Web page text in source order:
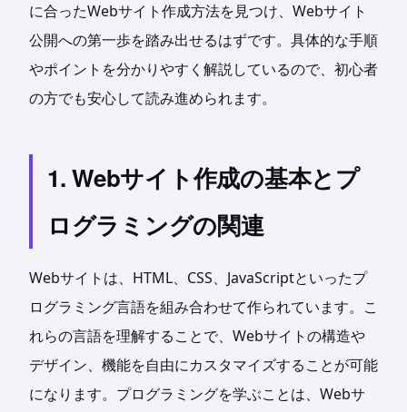
に合ったWebサイト作成方法を見つけ、Webサイト
公開への第一歩を踏み出せるはずです。具体的な手順
やポイントを分かりやすく解説しているので、初心者
の方でも安心して読み進められます。
1. Webサイト作成の基本とプ
ログラミングの関連
Webサイトは、HTML、CSS、JavaScriptといったプ
ログラミング言語を組み合わせて作られています。こ
れらの言語を理解することで、Webサイトの構造や
デザイン、機能を自由にカスタマイズすることが可能
になります。プログラミングを学ぶことは、Webサ